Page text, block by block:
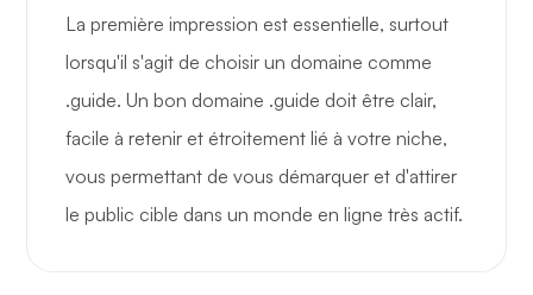
La première impression est essentielle, surtout
lorsqu'il s'agit de choisir un domaine comme
.guide. Un bon domaine .guide doit être clair,
facile à retenir et étroitement lié à votre niche,
vous permettant de vous démarquer et d'attirer
le public cible dans un monde en ligne très actif.